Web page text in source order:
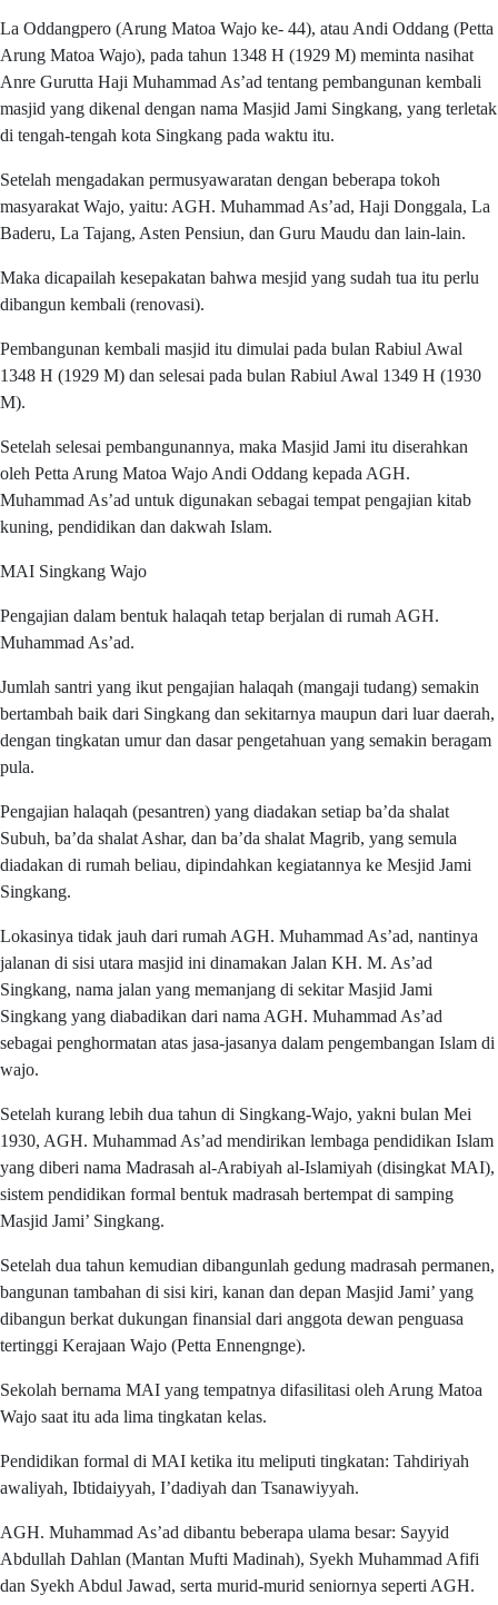
La Oddangpero (Arung Matoa Wajo ke- 44), atau Andi Oddang (Petta
Arung Matoa Wajo), pada tahun 1348 H (1929 M) meminta nasihat
Anre Gurutta Haji Muhammad As’ad tentang pembangunan kembali
masjid yang dikenal dengan nama Masjid Jami Singkang, yang terletak
di tengah-tengah kota Singkang pada waktu itu.
Setelah mengadakan permusyawaratan dengan beberapa tokoh
masyarakat Wajo, yaitu: AGH. Muhammad As’ad, Haji Donggala, La
Baderu, La Tajang, Asten Pensiun, dan Guru Maudu dan lain-lain.
Maka dicapailah kesepakatan bahwa mesjid yang sudah tua itu perlu
dibangun kembali (renovasi).
Pembangunan kembali masjid itu dimulai pada bulan Rabiul Awal
1348 H (1929 M) dan selesai pada bulan Rabiul Awal 1349 H (1930
M).
Setelah selesai pembangunannya, maka Masjid Jami itu diserahkan
oleh Petta Arung Matoa Wajo Andi Oddang kepada AGH.
Muhammad As’ad untuk digunakan sebagai tempat pengajian kitab
kuning, pendidikan dan dakwah Islam.
MAI Singkang Wajo
Pengajian dalam bentuk halaqah tetap berjalan di rumah AGH.
Muhammad As’ad.
Jumlah santri yang ikut pengajian halaqah (mangaji tudang) semakin
bertambah baik dari Singkang dan sekitarnya maupun dari luar daerah,
dengan tingkatan umur dan dasar pengetahuan yang semakin beragam
pula.
Pengajian halaqah (pesantren) yang diadakan setiap ba’da shalat
Subuh, ba’da shalat Ashar, dan ba’da shalat Magrib, yang semula
diadakan di rumah beliau, dipindahkan kegiatannya ke Mesjid Jami
Singkang.
Lokasinya tidak jauh dari rumah AGH. Muhammad As’ad, nantinya
jalanan di sisi utara masjid ini dinamakan Jalan KH. M. As’ad
Singkang, nama jalan yang memanjang di sekitar Masjid Jami
Singkang yang diabadikan dari nama AGH. Muhammad As’ad
sebagai penghormatan atas jasa-jasanya dalam pengembangan Islam di
wajo.
Setelah kurang lebih dua tahun di Singkang-Wajo, yakni bulan Mei
1930, AGH. Muhammad As’ad mendirikan lembaga pendidikan Islam
yang diberi nama Madrasah al-Arabiyah al-Islamiyah (disingkat MAI),
sistem pendidikan formal bentuk madrasah bertempat di samping
Masjid Jami’ Singkang.
Setelah dua tahun kemudian dibangunlah gedung madrasah permanen,
bangunan tambahan di sisi kiri, kanan dan depan Masjid Jami’ yang
dibangun berkat dukungan finansial dari anggota dewan penguasa
tertinggi Kerajaan Wajo (Petta Ennengnge).
Sekolah bernama MAI yang tempatnya difasilitasi oleh Arung Matoa
Wajo saat itu ada lima tingkatan kelas.
Pendidikan formal di MAI ketika itu meliputi tingkatan: Tahdiriyah
awaliyah, Ibtidaiyyah, I’dadiyah dan Tsanawiyyah.
AGH. Muhammad As’ad dibantu beberapa ulama besar: Sayyid
Abdullah Dahlan (Mantan Mufti Madinah), Syekh Muhammad Afifi
dan Syekh Abdul Jawad, serta murid-murid seniornya seperti AGH.